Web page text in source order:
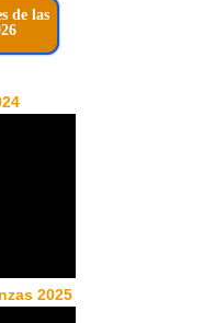
de las
2025